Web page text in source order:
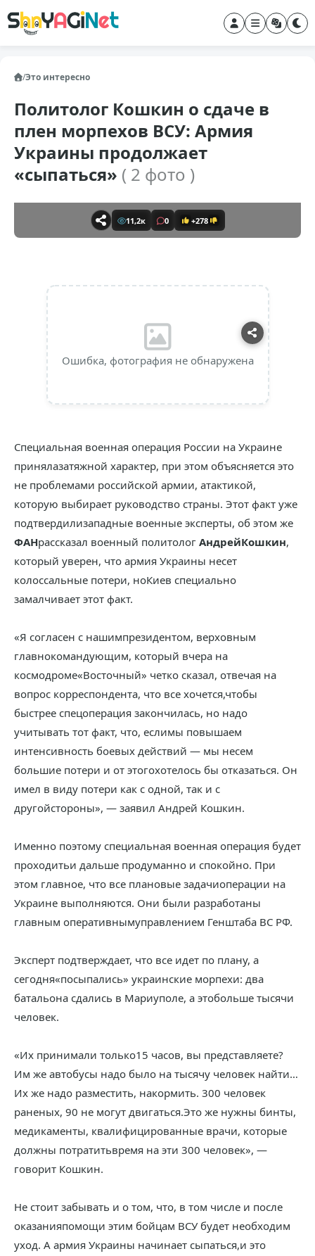
/Это интересно
Политолог Кошкин о сдаче в
плен морпехов ВСУ: Армия
Украины продолжает
«сыпаться» ( 2 фото )
11,2к 0 +278
Ошибка, фотография не обнаружена
Специальная военная операция России на Украине
принялазатяжной характер, при этом объясняется это
не проблемами российской армии, атактикой,
которую выбирает руководство страны. Этот факт уже
подтвердилизападные военные эксперты, об этом же
ФАНрассказал военный политолог АндрейКошкин,
который уверен, что армия Украины несет
колоссальные потери, ноКиев специально
замалчивает этот факт.
«Я согласен с нашимпрезидентом, верховным
главнокомандующим, который вчера на
космодроме«Восточный» четко сказал, отвечая на
вопрос корреспондента, что все хочется,чтобы
быстрее спецоперация закончилась, но надо
учитывать тот факт, что, еслимы повышаем
интенсивность боевых действий — мы несем
большие потери и от этогохотелось бы отказаться. Он
имел в виду потери как с одной, так и с
другойстороны», — заявил Андрей Кошкин.
Именно поэтому специальная военная операция будет
проходитьи дальше продуманно и спокойно. При
этом главное, что все плановые задачиоперации на
Украине выполняются. Они были разработаны
главным оперативнымуправлением Генштаба ВС РФ.
Эксперт подтверждает, что все идет по плану, а
сегодня«посыпались» украинские морпехи: два
батальона сдались в Мариуполе, а этобольше тысячи
человек.
«Их принимали только15 часов, вы представляете?
Им же автобусы надо было на тысячу человек найти…
Их же надо разместить, накормить. 300 человек
раненых, 90 не могут двигаться.Это же нужны бинты,
медикаменты, квалифицированные врачи, которые
должны потратитьвремя на эти 300 человек», —
говорит Кошкин.
Не стоит забывать и о том, что, в том числе и после
оказанияпомощи этим бойцам ВСУ будет необходим
уход. А армия Украины начинает сыпаться,и это